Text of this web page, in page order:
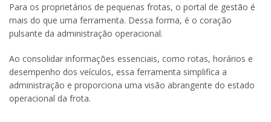
Para os proprietários de pequenas frotas, o portal de gestão é
mais do que uma ferramenta. Dessa forma, é o coração
pulsante da administração operacional.
Ao consolidar informações essenciais, como rotas, horários e
desempenho dos veículos, essa ferramenta simplifica a
administração e proporciona uma visão abrangente do estado
operacional da frota.